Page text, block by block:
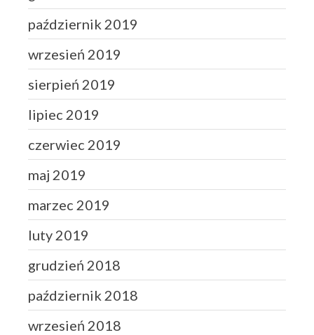
październik 2019
wrzesień 2019
sierpień 2019
lipiec 2019
czerwiec 2019
maj 2019
marzec 2019
luty 2019
grudzień 2018
październik 2018
wrzesień 2018